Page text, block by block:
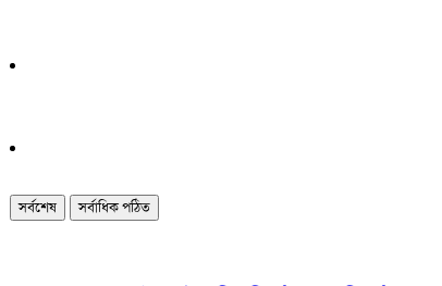
সর্বশেষ সর্বাধিক পঠিত